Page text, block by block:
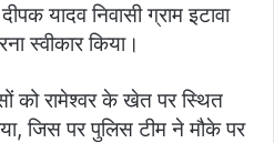
यादव निवासी ग्राम इटावा
स्वीकार किया।
को रामेश्वर के खेत पर स्थित
जिस पर पुलिस टीम ने मौके पर